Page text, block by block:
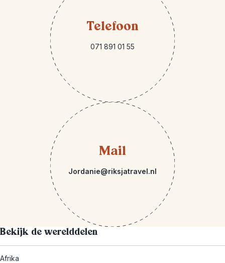
Telefoon
071 891 01 55
Mail
Jordanie@riksjatravel.nl
Bekijk de werelddelen
Afrika